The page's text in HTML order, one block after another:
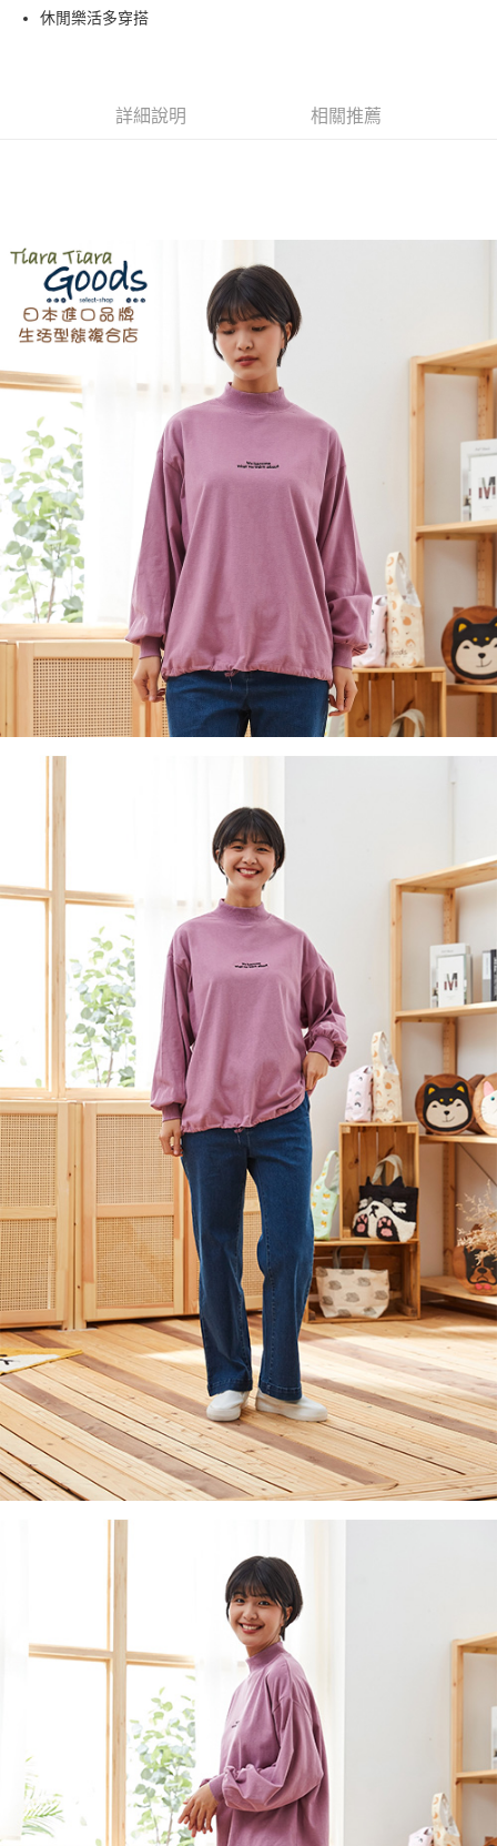
相關說明
２．便利：只要手機號碼，簡訊認證，即可結帳。
３．收到繳費通知簡訊後14天內，點擊此簡訊中的連結，可透過四大超商／
ATM／網路銀行／等多元方式進行付款，方視為交易完成。
※ 請注意：結帳手續完成當下不需立刻繳費，但若您需要取消訂單，請聯絡
購買商品的店家。未經商家同意取消之訂單仍視為有效，需透過AFTEE先享
後付繳納相關費用。
※ 交易是否成功請以「AFTEE先享後付 」之結帳頁面顯示為準，若有關於
是否繳費成功／繳費後需取消欲退款等相關疑問，請聯繫「AFTEE先享後付
客戶支援中心」
https://netprotections.freshdesk.com/support/home
【注意事項】
１．透過由恩沛科技股份有限公司提供之「AFTEE先享後付」服務完成之交
易，需依本服務之必要範圍內提供個人資料，並將交易相關給付款項請求債
權轉讓予恩沛科技股份有限公司。
２．關於個人資料處理事宜，請瀏覽以下網址：
https://aftee.tw/terms/#terms3
３．未成年的使用者請事先徵得法定代理人或監護人之同意方可使用
「AFTEE先享後付」，若未經同意申辦者引起之損失，本公司不負相關責
任。
４．使用「AFTEE先享後付」時，將依據個別帳號之用戶狀況，依本公司即
時審查核予不同之上限額度；若仍有額度不足之情形，本公司將視審查結果
請求用戶進行身份認證。
５．嚴禁一人註冊多個帳號或使用他人資訊註冊。若發現惡意使用之情形，
恩沛科技股份有限公司將有權停止該用戶之使用額度並採取法律行動。
每筆NT$60，滿NT$1,800(含以上)免運費
7-11取貨付款
每筆NT$60，滿NT$2,000(含以上)免運費
每筆NT$60，滿NT$2,000(含以上)免運費
黑貓宅急便(包裹尺寸60cm以下)
每筆NT$100，滿NT$2,000(含以上)免運費
黑貓宅急便(包裹尺寸90cm以下)
每筆NT$140，滿NT$2,000(含以上)免運費
休閒樂活多穿搭
詳細說明 相關推薦